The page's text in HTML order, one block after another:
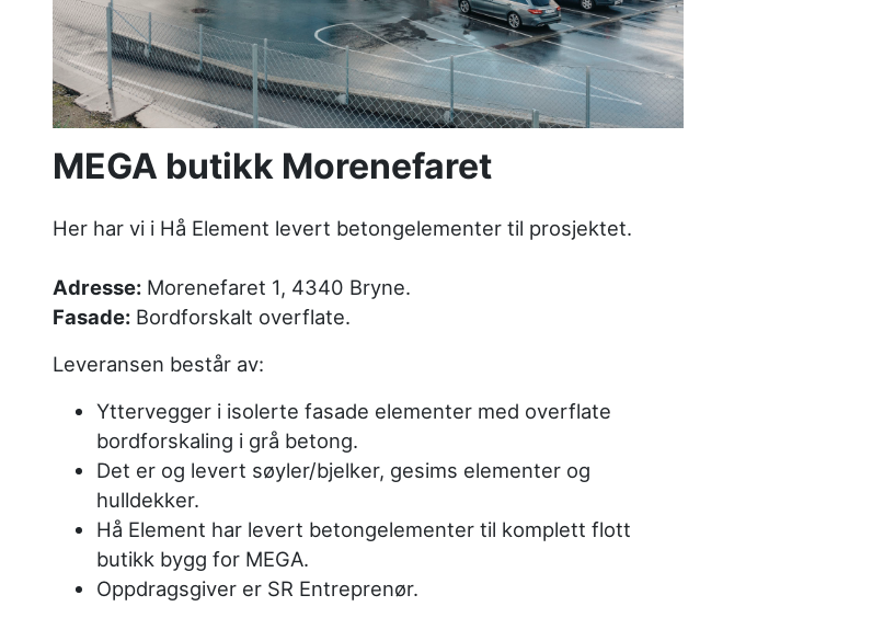
MEGA butikk Morenefaret
Her har vi i Hå Element levert betongelementer til prosjektet.
Adresse: Morenefaret 1, 4340 Bryne.
Fasade: Bordforskalt overflate.
Leveransen består av:
Yttervegger i isolerte fasade elementer med overflate
bordforskaling i grå betong.
Det er og levert søyler/bjelker, gesims elementer og
hulldekker.
Hå Element har levert betongelementer til komplett flott
butikk bygg for MEGA.
Oppdragsgiver er SR Entreprenør.